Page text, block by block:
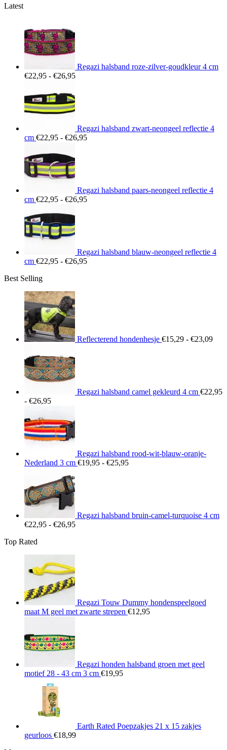
Latest
Regazi halsband roze-zilver-goudkleur 4 cm
€22,95 - €26,95Prijsklasse:
Regazi halsband zwart-neongeel reflectie 4
cm €22,95 - €26,95Prijsklasse:
Regazi halsband paars-neongeel reflectie 4
cm €22,95 - €26,95Prijsklasse:
Regazi halsband blauw-neongeel reflectie 4
cm €22,95 - €26,95Prijsklasse:
Best Selling
Reflecterend hondenhesje €15,29 - €23,09
Regazi halsband camel gekleurd 4 cm €22,95
- €26,95Prijsklasse:
tot
€26,95
Regazi halsband rood-wit-blauw-oranje-
Nederland 3 cm €19,95 - €25,95Prijsklasse:
Regazi halsband bruin-camel-turquoise 4 cm
€22,95 - €26,95Prijsklasse:
Top Rated
Regazi Touw Dummy hondenspeelgoed
maat M geel met zwarte strepen €12,95
Regazi honden halsband groen met geel
motief 28 - 43 cm 3 cm €19,95
Earth Rated Poepzakjes 21 x 15 zakjes
geurloos €18,99